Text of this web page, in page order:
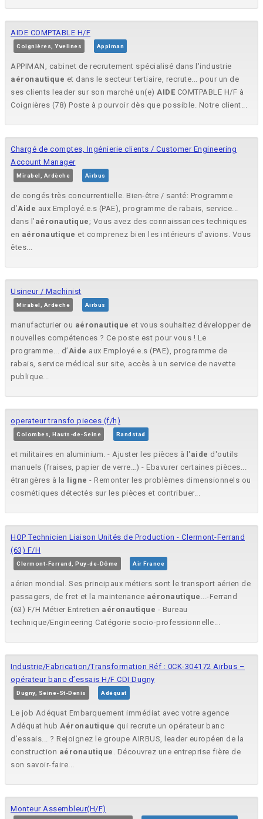
AIDE COMPTABLE H/F
Coignières, Yvelines Appiman
APPIMAN, cabinet de recrutement spécialisé dans l'industrie
aéronautique et dans le secteur tertiaire, recrute... pour un de
ses clients leader sur son marché un(e) AIDE COMTPABLE H/F à
Coignières (78) Poste à pourvoir dès que possible. Notre client...
Chargé de comptes, Ingénierie clients / Customer Engineering
Account Manager
Mirabel, Ardèche Airbus
de congés très concurrentielle. Bien-être / santé: Programme
d’Aide aux Employé.e.s (PAE), programme de rabais, service...
dans l’ aéronautique; Vous avez des connaissances techniques
en aéronautique et comprenez bien les intérieurs d’avions. Vous
êtes...
Usineur / Machinist
Mirabel, Ardèche Airbus
manufacturier ou aéronautique et vous souhaitez développer de
nouvelles compétences ? Ce poste est pour vous ! Le
programme... d’Aide aux Employé.e.s (PAE), programme de
rabais, service médical sur site, accès à un service de navette
publique...
operateur transfo pieces (f/h)
Colombes, Hauts-de-Seine Randstad
et militaires en aluminium. - Ajuster les pièces à l' aide d'outils
manuels (fraises, papier de verre…) - Ebavurer certaines pièces...
étrangères à la
ligne - Remonter les problèmes dimensionnels ou
cosmétiques détectés sur les pièces et contribuer...
HOP Technicien Liaison Unités de Production - Clermont-Ferrand
(63) F/H
Clermont-Ferrand, Puy-de-Dôme Air France
aérien mondial. Ses principaux métiers sont le transport aérien de
passagers, de fret et la maintenance aéronautique ...-Ferrand
(63) F/H Métier Entretien aéronautique - Bureau
technique/Engineering Catégorie socio-professionnelle...
Industrie/Fabrication/Transformation Réf : 0CK-304172 Airbus –
opérateur banc d’essais H/F CDI Dugny
Dugny, Seine-St-Denis Adéquat
Le job Adéquat Embarquement immédiat avec votre agence
Adéquat hub Aéronautique qui recrute un opérateur banc
d'essais... ? Rejoignez le groupe AIRBUS, leader européen de la
construction aéronautique . Découvrez une entreprise fière de
son savoir-faire...
Monteur Assembleur(H/F)